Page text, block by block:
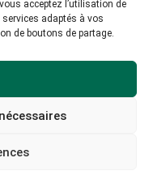
acceptez l’utilisation de
adaptés à vos
de boutons de partage.